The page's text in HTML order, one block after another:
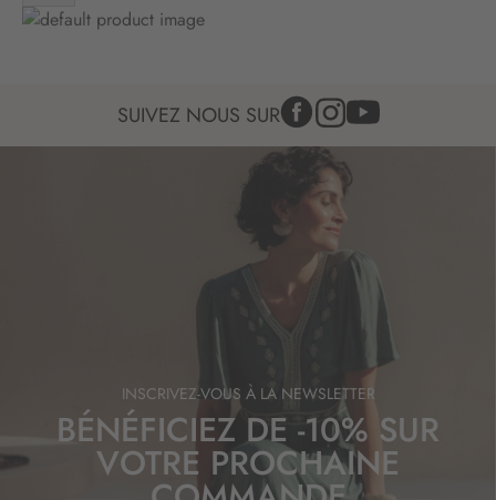
SUIVEZ NOUS SUR
INSCRIVEZ-VOUS À LA NEWSLETTER
BÉNÉFICIEZ DE -10% SUR
VOTRE PROCHAINE